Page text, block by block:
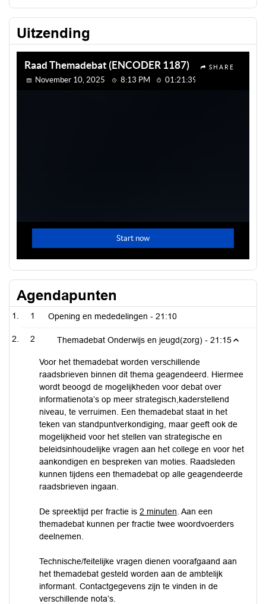
Uitzending
Agendapunten
1 Opening en mededelingen - 21:10
2 Themadebat Onderwijs en jeugd(zorg) - 21:15
Voor het themadebat worden verschillende
raadsbrieven binnen dit thema geagendeerd. Hiermee
wordt beoogd de mogelijkheden voor debat over
informatienota’s op meer strategisch,kaderstellend
niveau, te verruimen. Een themadebat staat in het
teken van standpuntverkondiging, maar geeft ook de
mogelijkheid voor het stellen van strategische en
beleidsinhoudelijke vragen aan het college en voor het
aankondigen en bespreken van moties. Raadsleden
kunnen tijdens een themadebat op alle geagendeerde
raadsbrieven ingaan.
De spreektijd per fractie is 2 minuten . Aan een
themadebat kunnen per fractie twee woordvoerders
deelnemen.
Technische/feitelijke vragen dienen voorafgaand aan
het themadebat gesteld worden aan de ambtelijk
informant. Contactgegevens zijn te vinden in de
verschillende nota’s.